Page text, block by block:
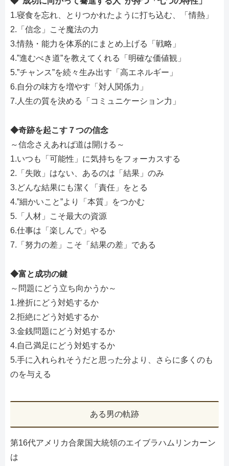
1.寝食を忘れ、とりつかれたように打ち込む、「情熱」
2.「信念」こそ魔法の力
3.情熱・能力を体系的にまとめ上げる「戦略」
4.”進むべき道”を教えてくれる「明確な価値観」
5.”チャンス”を続々生み出す「高エネルギー」
6.自分の味方を増やす「対人関係力」
7.人生の質を決める「コミュニケーション力」
◆奇跡を起こす７つの信念
～信念さえあれば道は開ける～
1.いつも「可能性」に気持ちをフォーカスする
2.「失敗」はない、あるのは「結果」のみ
3.どんな結果にも潔く「責任」をとる
4.”細かいこと”より「本質」をつかむ
5.「人材」こそ最大の資源
6.仕事は「楽しんで」やる
7.「努力の差」こそ「結果の差」である
◆富と成功の鍵
～問題にどう立ち向かうか～
1.挫折にどう対処するか
2.拒絶にどう対処するか
3.金銭問題にどう対処するか
4.自己満足にどう対処するか
5.手に入れられそうだと思った分より、さらに多くのも
のを与える
ある男の軌跡
第16代アメリカ合衆国大統領のエイブラハムリンカーン
は